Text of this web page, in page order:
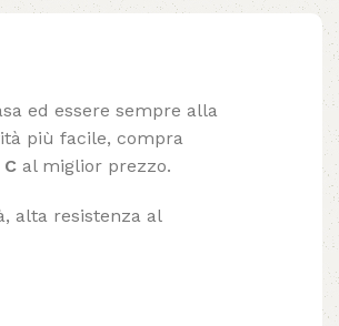
ed essere sempre alla
più facile, compra
al miglior prezzo.
alta resistenza al